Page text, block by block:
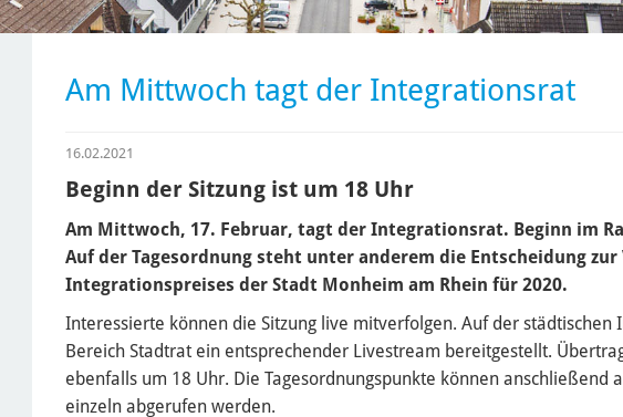
Am Mittwoch tagt der Integrationsrat
16.02.2021
Beginn der Sitzung ist um 18 Uhr
Am Mittwoch, 17. Februar, tagt der Integrationsrat. Beginn im
Auf der Tagesordnung steht unter anderem die Entscheidung zur
Integrationspreises der Stadt Monheim am Rhein für 2020.
Interessierte können die Sitzung live mitverfolgen. Auf der städtischen
Bereich Stadtrat ein entsprechender Livestream bereitgestellt.
ebenfalls um 18 Uhr. Die Tagesordnungspunkte können anschließend
einzeln abgerufen werden.